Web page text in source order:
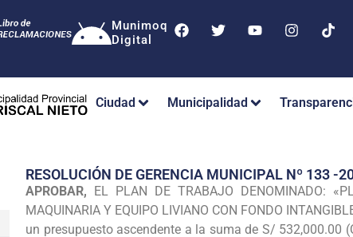
Munimoq
Digital
Ciudad Municipalidad
RESOLUCIÓN DE GERENCIA MUNICIPAL Nº 133
APROBAR, EL PLAN DE TRABAJO DENOMINADO:
MAQUINARIA Y EQUIPO LIVIANO CON FONDO
un presupuesto ascendente a la suma de S/